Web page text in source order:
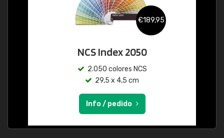
€189,95
NCS Index 2050
2.050 colores NCS
29,5 x 4,5 cm
Info / pedido